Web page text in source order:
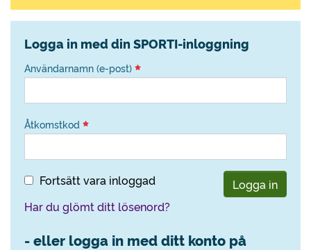
Logga in med din SPORTI-inloggning
Användarnamn (e-post)
Åtkomstkod
Fortsätt vara inloggad
Logga in
Har du glömt ditt lösenord?
- eller logga in med ditt konto på